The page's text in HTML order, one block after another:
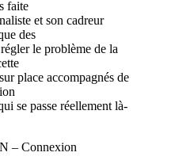
faite
et son cadreur
des
le problème de la
place accompagnés de
se passe réellement là-
– Connexion